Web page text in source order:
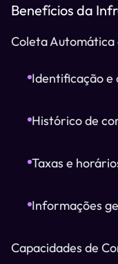
Benefícios da
Coleta Automática
Identificação e
Histórico de
Taxas e
Informações
Capacidades de